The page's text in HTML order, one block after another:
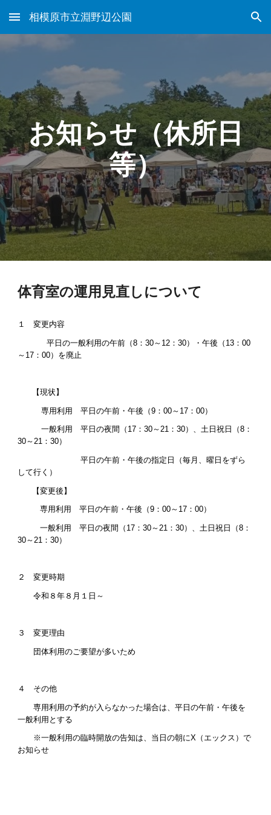
Skip to main content Skip to navigation
相模原市立淵野辺公園
お知らせ（休所日
等）
体育室の運用見直しについて
１ 変更内容
平日の一般利用の午前（8 ：30～12：30）・午後（13：00
～17：00）を廃止
【現状】
専用利用 平日の午前・午後（9：00～17：00）
一般利用 平日の夜間（17 ：30～21：30）、土日祝日（8 ：
30～21：30）
平日の午前・午後の指定日（毎月、曜日をずら
して行く）
【変更後】
専用利用 平日の午前・午後（9：00～17：00）
一般利用 平日の夜間（17 ：30～21：30）、土日祝日（8 ：
30～21：30）
２ 変更時期
令和８年８月１日～
３ 変更理由
団体利用のご要望が多いため
４ その他
専用利用の予約が入らなかった場合は、平日の午前・午後を
一般利用とする
※一般利用の臨時開放の告知は、当日の朝にX（エックス）で
お知らせ